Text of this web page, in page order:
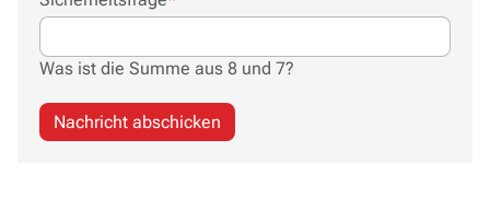
Was ist die Summe aus 8 und 7?
Nachricht abschicken